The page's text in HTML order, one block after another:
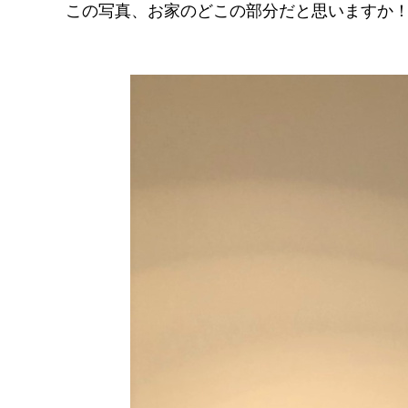
この写真、お家のどこの部分だと思いますか